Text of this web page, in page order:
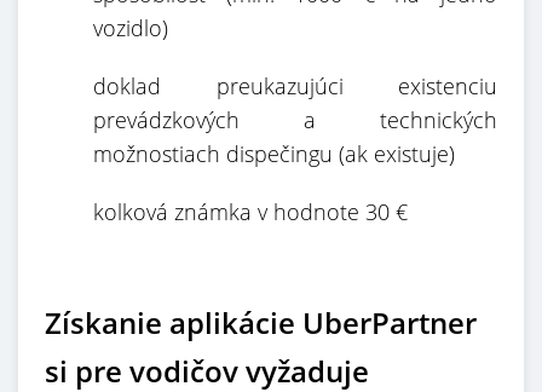
vozidlo)
doklad preukazujúci existenciu
prevádzkových a technických
možnostiach dispečingu (ak existuje)
kolková známka v hodnote 30 €
Získanie aplikácie UberPartner
si pre vodičov vyžaduje